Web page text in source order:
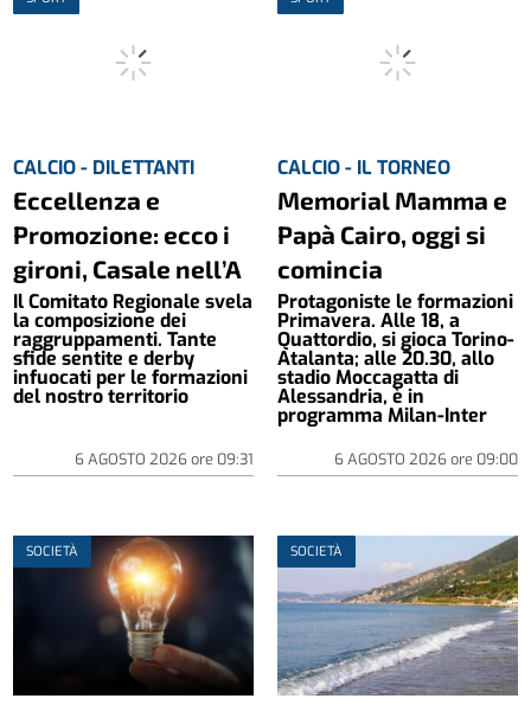
CALCIO - DILETTANTI
Eccellenza e
Promozione: ecco i
gironi, Casale nell’A
Il Comitato Regionale svela
la composizione dei
raggruppamenti. Tante
sfide sentite e derby
infuocati per le formazioni
del nostro territorio
6 AGOSTO 2026ore 09:31
CALCIO - IL TORNEO
Memorial Mamma e
Papà Cairo, oggi si
comincia
Protagoniste le formazioni
Primavera. Alle 18, a
Quattordio, si gioca Torino-
Atalanta; alle 20.30, allo
stadio Moccagatta di
Alessandria, è in
programma Milan-Inter
6 AGOSTO 2026ore 09:00
SOCIETÀ SOCIETÀ